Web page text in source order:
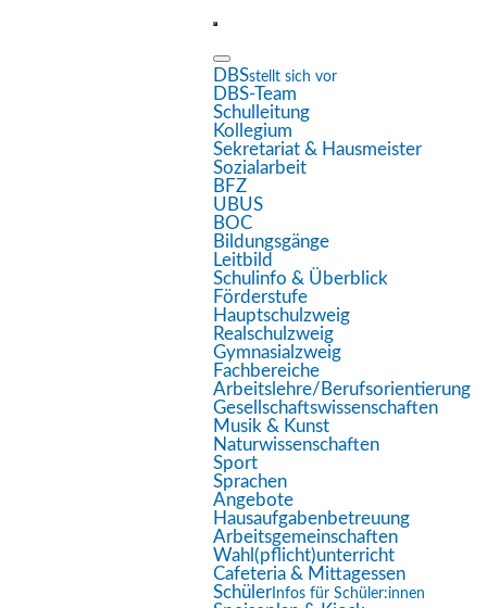
Überschriften hervorheben
DBSstellt sich vor
DBS-Team
Schulleitung
Kollegium
Sekretariat & Hausmeister
Sozialarbeit
BFZ
UBUS
BOC
Bildungsgänge
Leitbild
Schulinfo & Überblick
Förderstufe
Hauptschulzweig
Realschulzweig
Gymnasialzweig
Fachbereiche
Arbeitslehre/Berufsorientierung
Gesellschaftswissenschaften
Musik & Kunst
Naturwissenschaften
Sport
Sprachen
Angebote
Hausaufgabenbetreuung
Arbeitsgemeinschaften
Wahl(pflicht)unterricht
Cafeteria & Mittagessen
Schüler Infos für Schüler:innen